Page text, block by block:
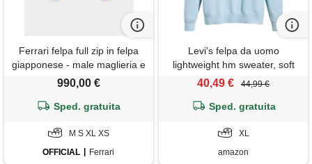
Ferrari felpa full zip in felpa
giapponese - male maglieria e
felpe oxford blue
990,00 €
Sped. gratuita
M S XL XS
OFFICIAL
Ferrari
Levi's felpa da uomo
lightweight hm sweater, soft
chambray blue, xl
40,49 € 44,99 €
Sped. gratuita
XL
amazon